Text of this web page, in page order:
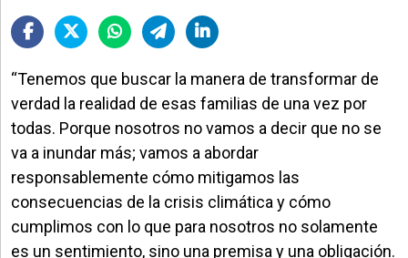
“Tenemos que buscar la manera de transformar de
verdad la realidad de esas familias de una vez por
todas. Porque nosotros no vamos a decir que no se
va a inundar más; vamos a abordar
responsablemente cómo mitigamos las
consecuencias de la crisis climática y cómo
cumplimos con lo que para nosotros no solamente
es un sentimiento, sino una premisa y una obligación.